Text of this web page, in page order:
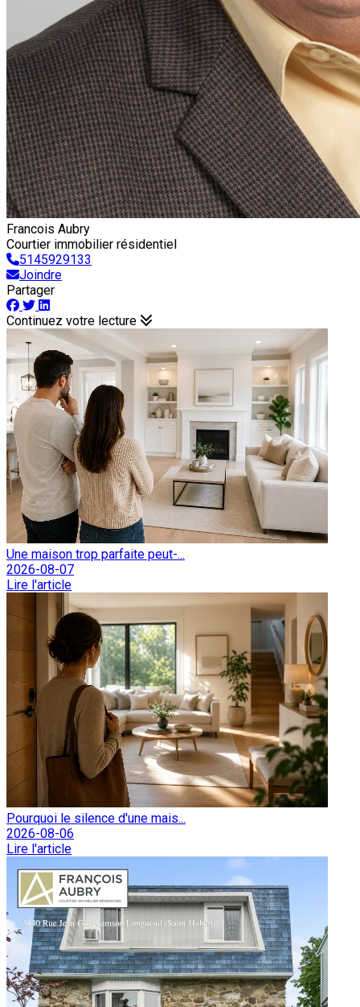
Francois Aubry
Courtier immobilier résidentiel
5145929133
Joindre
Partager
Continuez votre lecture
Une maison trop parfaite peut-...
2026-08-07
Lire l'article
Pourquoi le silence d'une mais...
2026-08-06
Lire l'article